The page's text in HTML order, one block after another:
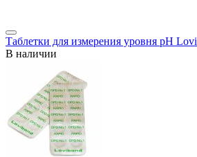
Таблетки для измерения уровня pH
В наличии